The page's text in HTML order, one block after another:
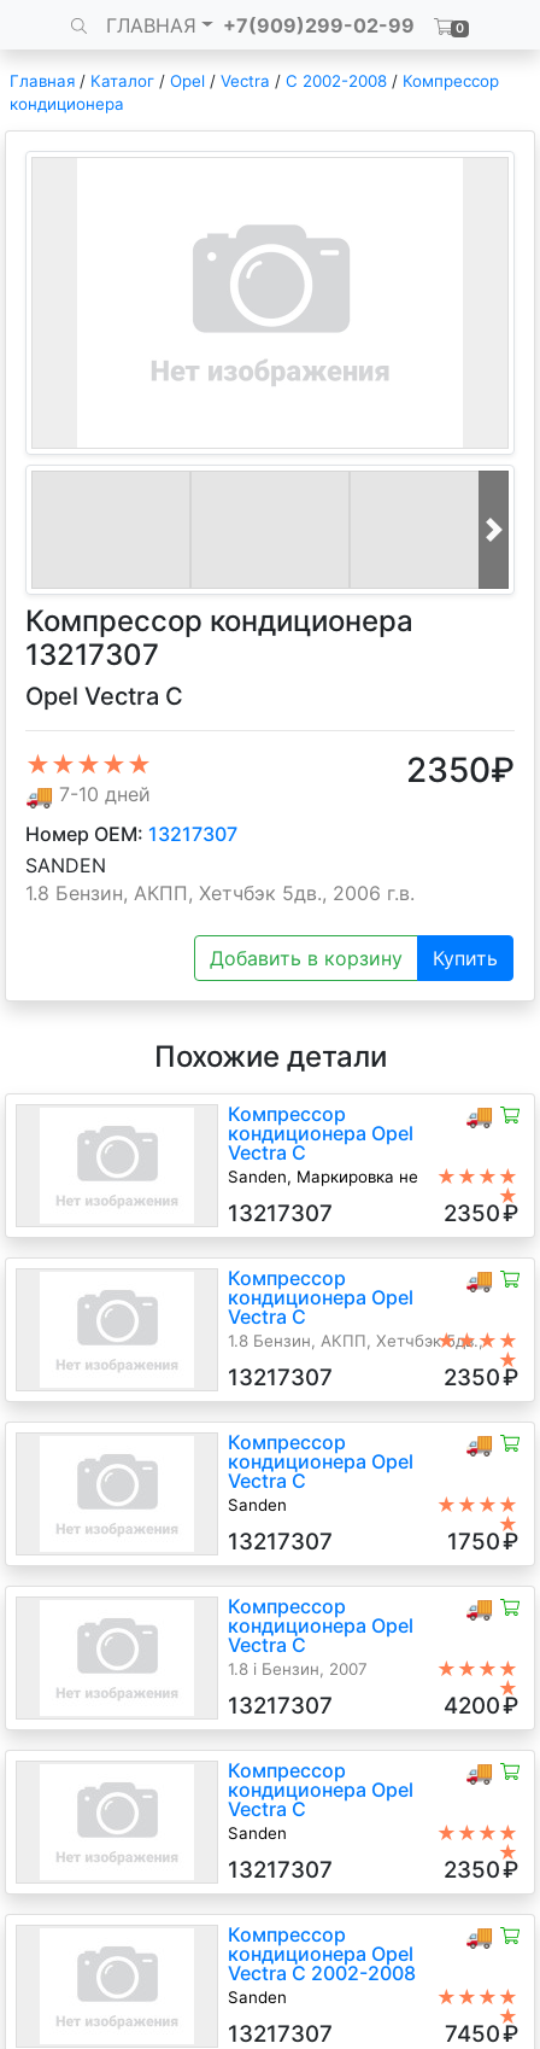
ГЛАВНАЯ +7(909)299-02-99 0
Главная / Каталог / Opel / Vectra / C 2002-2008 / Компрессор
кондиционера
Компрессор кондиционера
13217307
Opel Vectra C
★★★★★
🚚 7-10 дней
2350₽
Номер OEM: 13217307
SANDEN
1.8 Бензин, АКПП, Хетчбэк 5дв., 2006 г.в.
Добавить в корзину Купить
Похожие детали
🚚
Компрессор
кондиционера Opel
Vectra C
Sanden, Маркировка не
1.8 Бензин, АКПП, Хетчбэк 5дв.,
2006 г.в.
★★★★
★
13217307 2350₽
🚚
Компрессор
кондиционера Opel
Vectra C
1.8 Бензин, АКПП, Хетчбэк 5дв.,
★★★★
★
13217307 2350₽
🚚
Компрессор
кондиционера Opel
Vectra C
Sanden
2008 г.в.
★★★★
★
13217307 1750₽
🚚
Компрессор
кондиционера Opel
Vectra C
1.8 i Бензин, 2007
★★★★
★
13217307 4200₽
🚚
Компрессор
кондиционера Opel
Vectra C
Sanden
1.8 Бензин, АКПП, Универсал, 2006
г.в.
★★★★
★
13217307 2350₽
🚚
Компрессор
кондиционера Opel
Vectra C 2002-2008
Sanden
ст.мех., Универсал, синий, 2007 г.в.
★★★★
★
13217307 7450₽